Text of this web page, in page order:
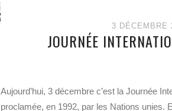
3 DÉCEMBRE
JOURNÉE
Aujourd’hui, 3 décembre c’est la Journée
proclamée, en 1992, par les Nations unies.